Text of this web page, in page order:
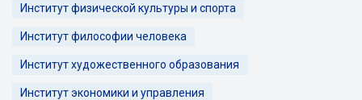
Институт физической культуры и спорта
Институт философии человека
Институт художественного образования
Институт экономики и управления